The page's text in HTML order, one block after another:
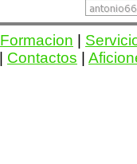
Formacion
Contactos